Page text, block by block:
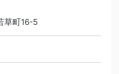
草町16-5